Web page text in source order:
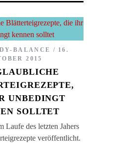
BALANCE
16.
2015
UNBEDINGT
SOLLTET
Laufe des letzten Jahers
veröffentlicht.